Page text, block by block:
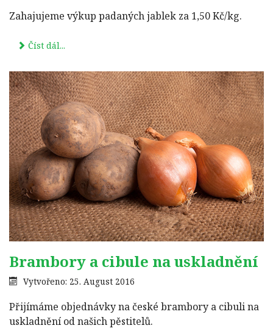
Zahajujeme výkup padaných jablek za 1,50 Kč/kg.
Číst dál...
Brambory a cibule na uskladnění
Vytvořeno: 25. August 2016
Přijímáme objednávky na české brambory a cibuli na
uskladnění od našich pěstitelů.